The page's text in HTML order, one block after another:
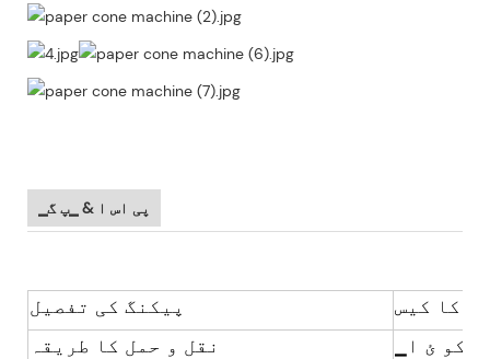
▁پی اس ا & ▁پ گ
پیکنگ کی تفصیل
کا کیس
نقل و حمل کا طریقہ
کو ئ ا